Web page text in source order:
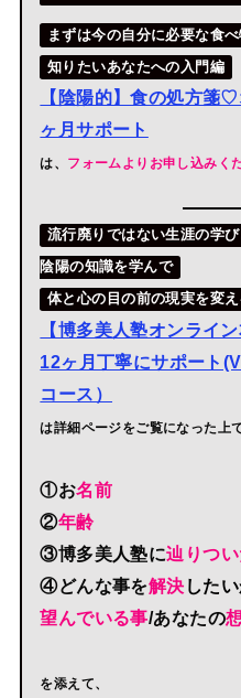
まずは今の自分に必要な食
知りたいあなたへの入門編
【陰陽的】食の処方箋
ヶ月サポート
は、 フォームよりお申し込みく
流行廃りではない生涯の学
陰陽の知識を学んで
体と心の目の前の現実を変
【博多美人塾オンライ
12ヶ月丁寧にサポート
コース）
は詳細ページをご覧になった上
①お名前
②年齢
③博多美人塾に辿りつ
④どんな事を解決 した
望んでいる事/あなたの
を添えて、